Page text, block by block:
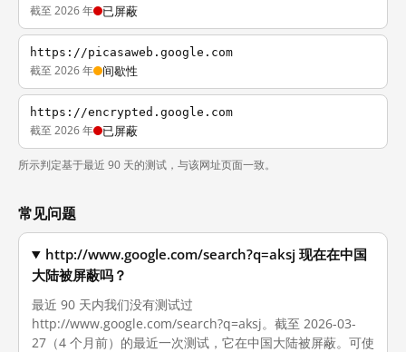
截至 2026 年 已屏蔽
https://picasaweb.google.com
截至 2026 年 间歇性
https://encrypted.google.com
截至 2026 年 已屏蔽
所示判定基于最近 90 天的测试，与该网址页面一致。
常见问题
http://www.google.com/search?q=aksj 现在在中国
大陆被屏蔽吗？
最近 90 天内我们没有测试过
http://www.google.com/search?q=aksj。截至 2026-03-
27（4 个月前）的最近一次测试，它在中国大陆被屏蔽。可使